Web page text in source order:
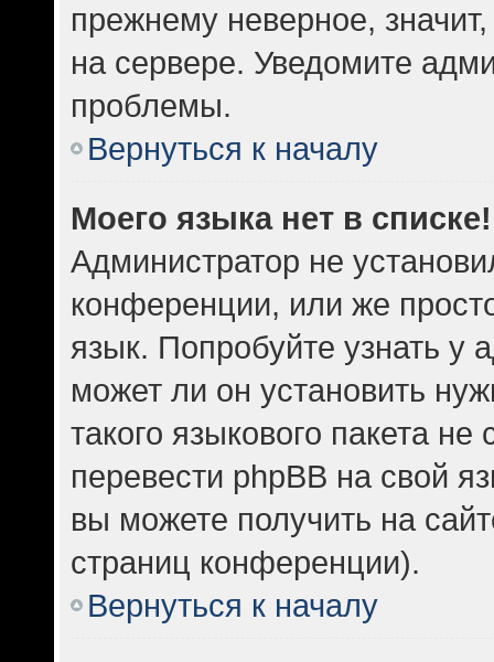
прежнему неверное,
на сервере. Уведомите
проблемы.
Вернуться к началу
Моего языка нет в списке!
Администратор не
конференции, или же
язык. Попробуйте узнать у
может ли он установить
такого языкового пакета
перевести phpBB на свой
вы можете получить на
страниц конференции).
Вернуться к началу